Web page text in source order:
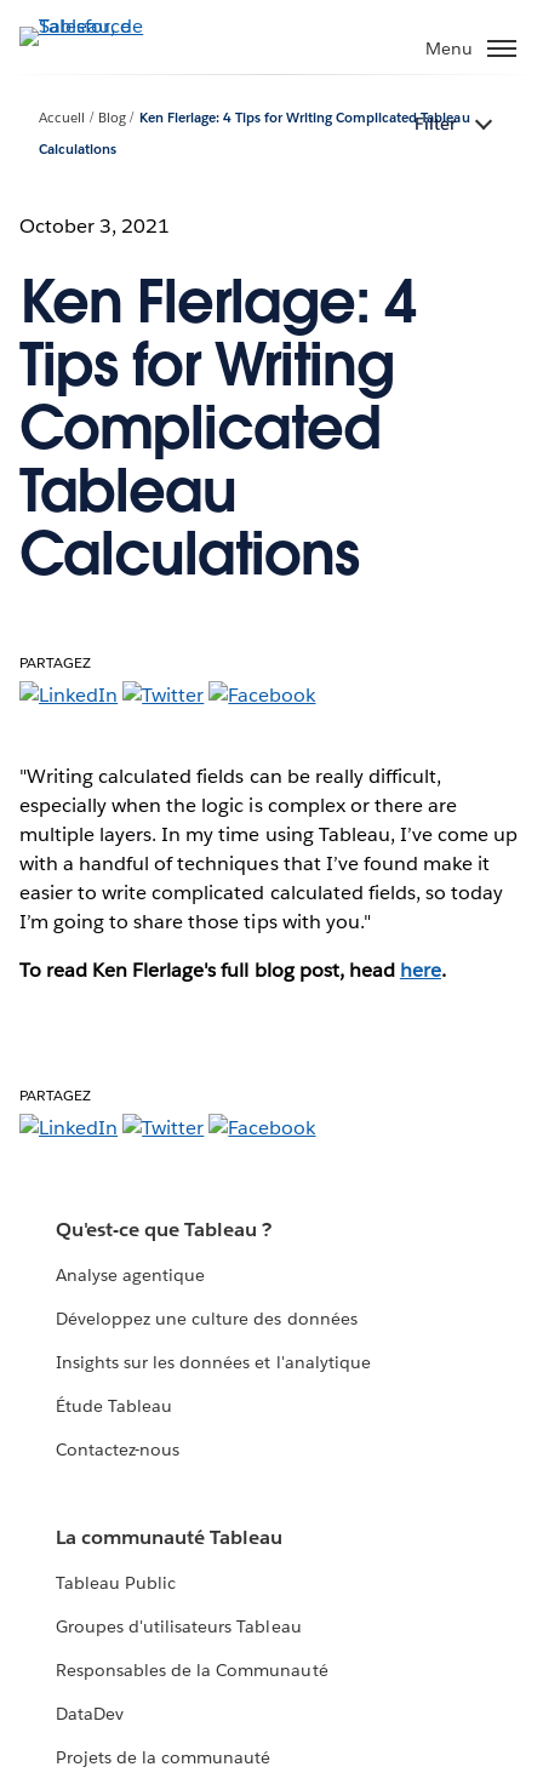
Aller
au
Menu
Accueil Blog
Ken Flerlage: 4 Tips for Writing Complicated Tableau
Calculations
Filter
October 3, 2021
Ken Flerlage: 4
Tips for Writing
Complicated
Tableau
Calculations
PARTAGEZ
"Writing calculated fields can be really difficult,
especially when the logic is complex or there are
multiple layers. In my time using Tableau, I’ve come up
with a handful of techniques that I’ve found make it
easier to write complicated calculated fields, so today
I’m going to share those tips with you."
To read Ken Flerlage's full blog post, head here.
PARTAGEZ
Qu'est-ce que Tableau ?
Analyse agentique
Développez une culture des données
Insights sur les données et l'analytique
Étude Tableau
Contactez-nous
La communauté Tableau
Tableau Public
Groupes d'utilisateurs Tableau
Responsables de la Communauté
DataDev
Projets de la communauté